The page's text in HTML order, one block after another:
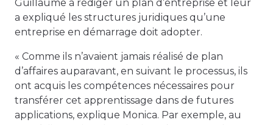
Guillaume à rédiger un plan d’entreprise et leur
a expliqué les structures juridiques qu’une
entreprise en démarrage doit adopter.
« Comme ils n’avaient jamais réalisé de plan
d’affaires auparavant, en suivant le processus, ils
ont acquis les compétences nécessaires pour
transférer cet apprentissage dans de futures
applications, explique Monica. Par exemple, au